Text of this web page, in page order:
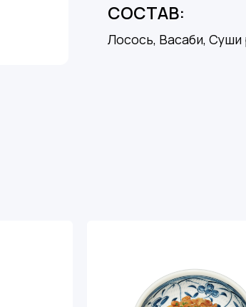
СОСТАВ:
Лосось, Васаби, Суши